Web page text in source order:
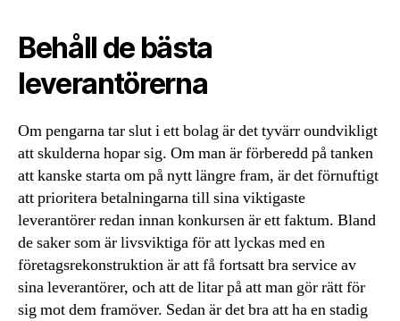
Behåll de bästa
leverantörerna
Om pengarna tar slut i ett bolag är det tyvärr oundvikligt
att skulderna hopar sig. Om man är förberedd på tanken
att kanske starta om på nytt längre fram, är det förnuftigt
att prioritera betalningarna till sina viktigaste
leverantörer redan innan konkursen är ett faktum. Bland
de saker som är livsviktiga för att lyckas med en
företagsrekonstruktion är att få fortsatt bra service av
sina leverantörer, och att de litar på att man gör rätt för
sig mot dem framöver. Sedan är det bra att ha en stadig